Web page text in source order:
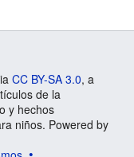
CC BY-SA 3.0, a
de la
y hechos
niños. Powered by